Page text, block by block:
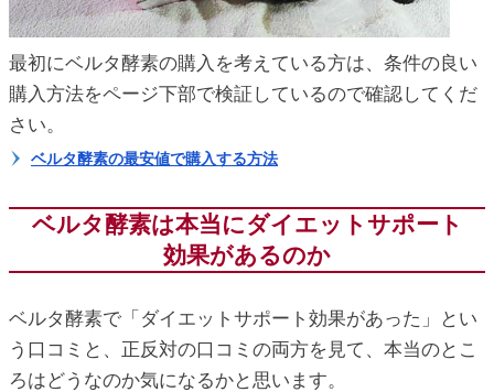
最初にベルタ酵素の購入を考えている方は、条件の良い
購入方法をページ下部で検証しているので確認してくだ
さい。
ベルタ酵素の最安値で購入する方法
ベルタ酵素は本当にダイエットサポート
効果があるのか
ベルタ酵素で「ダイエットサポート効果があった」とい
う口コミと、正反対の口コミの両方を見て、本当のとこ
ろはどうなのか気になるかと思います。